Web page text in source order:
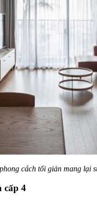
cách tối giản mang lại
cấp 4